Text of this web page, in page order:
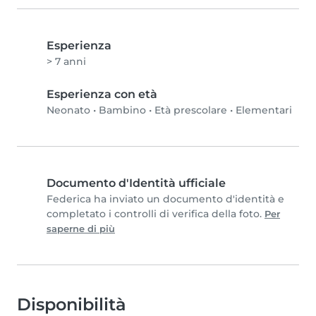
Esperienza
> 7 anni
Esperienza con età
Neonato • Bambino • Età prescolare • Elementari
Documento d'Identità ufficiale
Federica ha inviato un documento d'identità e
completato i controlli di verifica della foto. Per
saperne di più
Disponibilità